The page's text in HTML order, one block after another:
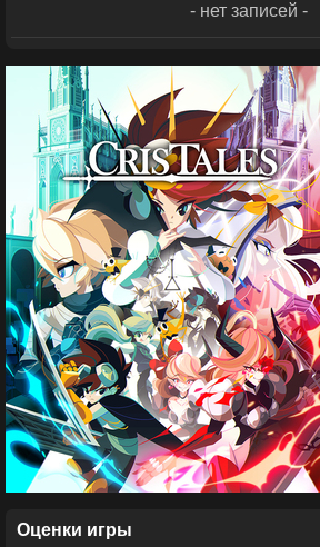
- нет записей -
Оценки игры